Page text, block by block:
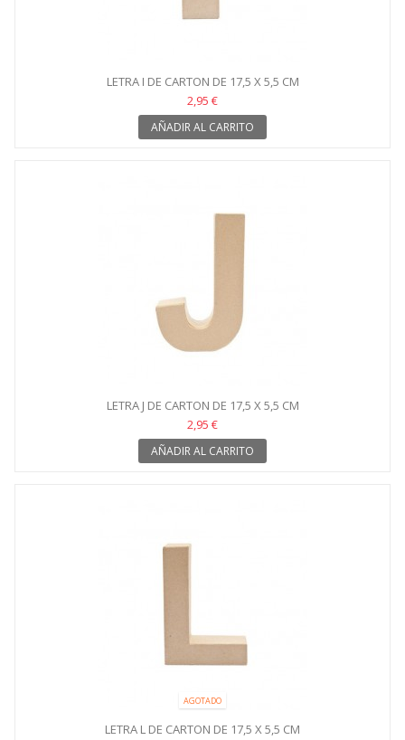
LETRA I DE CARTON DE 17,5 X 5,5 CM
2,95 €
AÑADIR AL CARRITO
LETRA J DE CARTON DE 17,5 X 5,5 CM
2,95 €
AÑADIR AL CARRITO
AGOTADO
LETRA L DE CARTON DE 17,5 X 5,5 CM